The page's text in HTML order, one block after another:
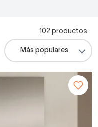
102 productos